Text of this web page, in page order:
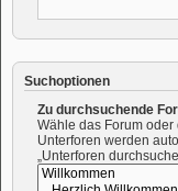
Suchoptionen
Zu durchsuchende
Wähle das Forum
Unterforen werden
„Unterforen